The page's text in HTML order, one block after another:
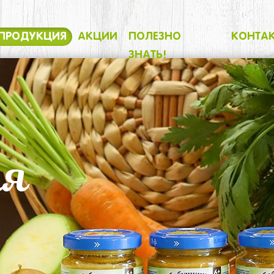
АКЦИИ
ПОЛЕЗНО
ЗНАТЬ!